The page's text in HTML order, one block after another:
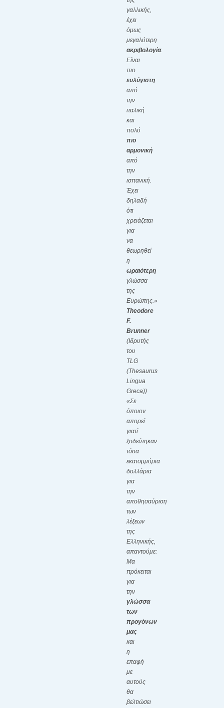
γαλλικής,
έχει
όμως
μεγαλύτερη
ακριβολογία.
Είναι
πιο
ευλύγιστη
από
την
ιταλική
και
πολύ
πιο
αρμονική
από
την
ισπανική.
Έχει
δηλαδή
ότι
χρειάζεται
για
να
θεωρηθεί
η
ωραιότερη
γλώσσα
της
Ευρώπης.»
Theodore
F.
Brunner
(Ιδρυτής
του
TLG
(Thesaurus
Lingua
Greca))
«Σε
όποιον
απορεί
γιατί
ξοδεύτηκαν
τόσα
εκατομμύρια
δολλάρια
για
την
αποθησαύριση
των
λέξεων
της
Ελληνικής,
απαντούμε:
Μα
πρόκειται
για
την
γλώσσα
των
προγόνων
μας
και
η
επαφή
με
αυτούς
θα
βελτιώσει